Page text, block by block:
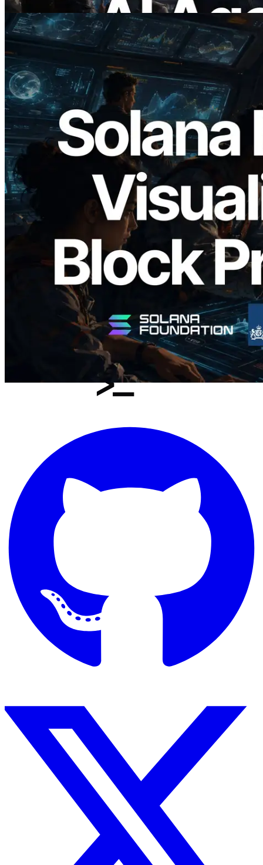
Leer este artículo
2026.05.24
Validators Solutions lanza el Solana Block
Analyzer — Visualización del tiempo de
producción de bloque por slot y del
Validador asignado
Leer este artículo